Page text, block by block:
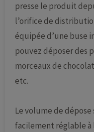
presse le produit
l’orifice de
équipée d’une buse
pouvez déposer des
morceaux de
etc.
Le volume de
facilement réglable à